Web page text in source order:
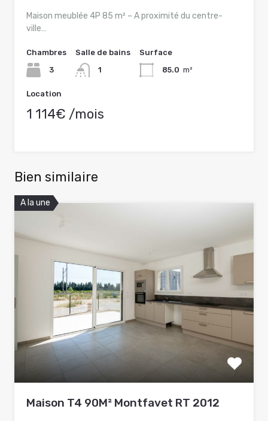
Maison meublée 4P 85 m² – A proximité du centre-
ville…
Chambres
3
Salle de bains
1
Surface
85.0 m²
Location
1 114€ /mois
Bien similaire
A la une
Maison T4 90M² Montfavet RT 2012